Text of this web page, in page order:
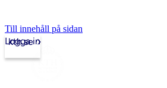
Till innehåll på sidan
kth.se
Logga in